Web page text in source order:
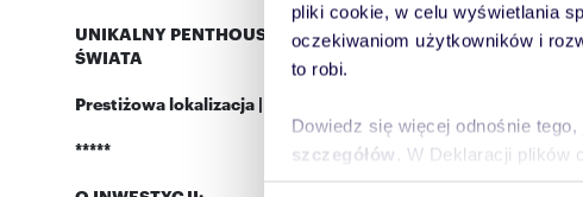
pliki cookie, w celu wyświetlania
oczekiwaniom użytkowników i
to robi.
Dowiedz się więcej odnośnie
szczegółów . W Deklaracji
UNIKALNY PENTHOUSE W SEA TOWERS Z
ŚWIATA
Prestiżowa lokalizacja | Panoramiczny widok na zatokę i
*****